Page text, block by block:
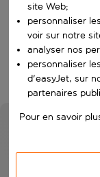
site Web;
personnaliser
voir sur notre
analyser nos
personnaliser
d'easyJet, sur
partenaires
Pour en savoir